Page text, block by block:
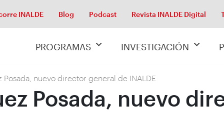
INALDE Blog Podcast Revista INALDE Digital
PROGRAMAS INVESTIGACIÓN
Posada, nuevo director general de INALDE
Posada, nuevo